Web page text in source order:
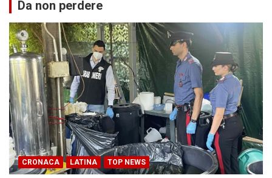
Da non perdere
CRONACA LATINA TOP NEWS